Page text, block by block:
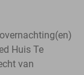
Huis Te
van